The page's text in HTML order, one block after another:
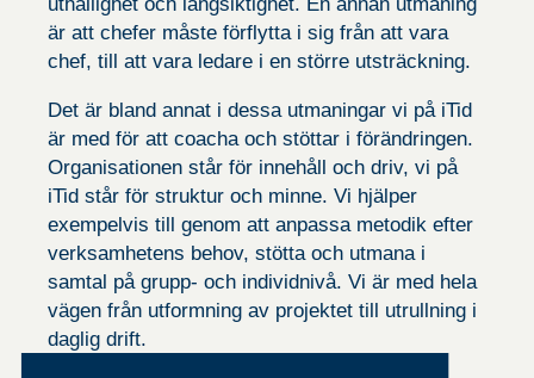
är att chefer måste förflytta i sig från att vara
chef, till att vara ledare i en större utsträckning.
Det är bland annat i dessa utmaningar vi på iTid
är med för att coacha och stöttar i förändringen.
Organisationen står för innehåll och driv, vi på
iTid står för struktur och minne. Vi hjälper
exempelvis till genom att anpassa metodik efter
verksamhetens behov, stötta och utmana i
samtal på grupp- och individnivå. Vi är med hela
vägen från utformning av projektet till utrullning i
daglig drift.
funktionalitet
att försvinna
Marknadsföring
Genom att dela
intressen och
ditt beteende när
du surfar ökar du
chansen att få
se personligt
anpassat
innehåll och